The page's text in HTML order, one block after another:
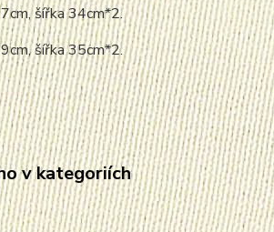
šířka 34cm*2.
šířka 35cm*2.
v kategoriích